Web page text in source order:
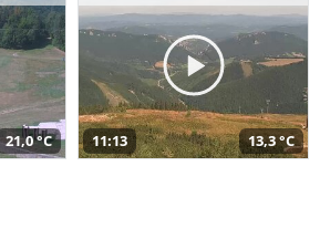
21,0 °C 11:13 13,3 °C